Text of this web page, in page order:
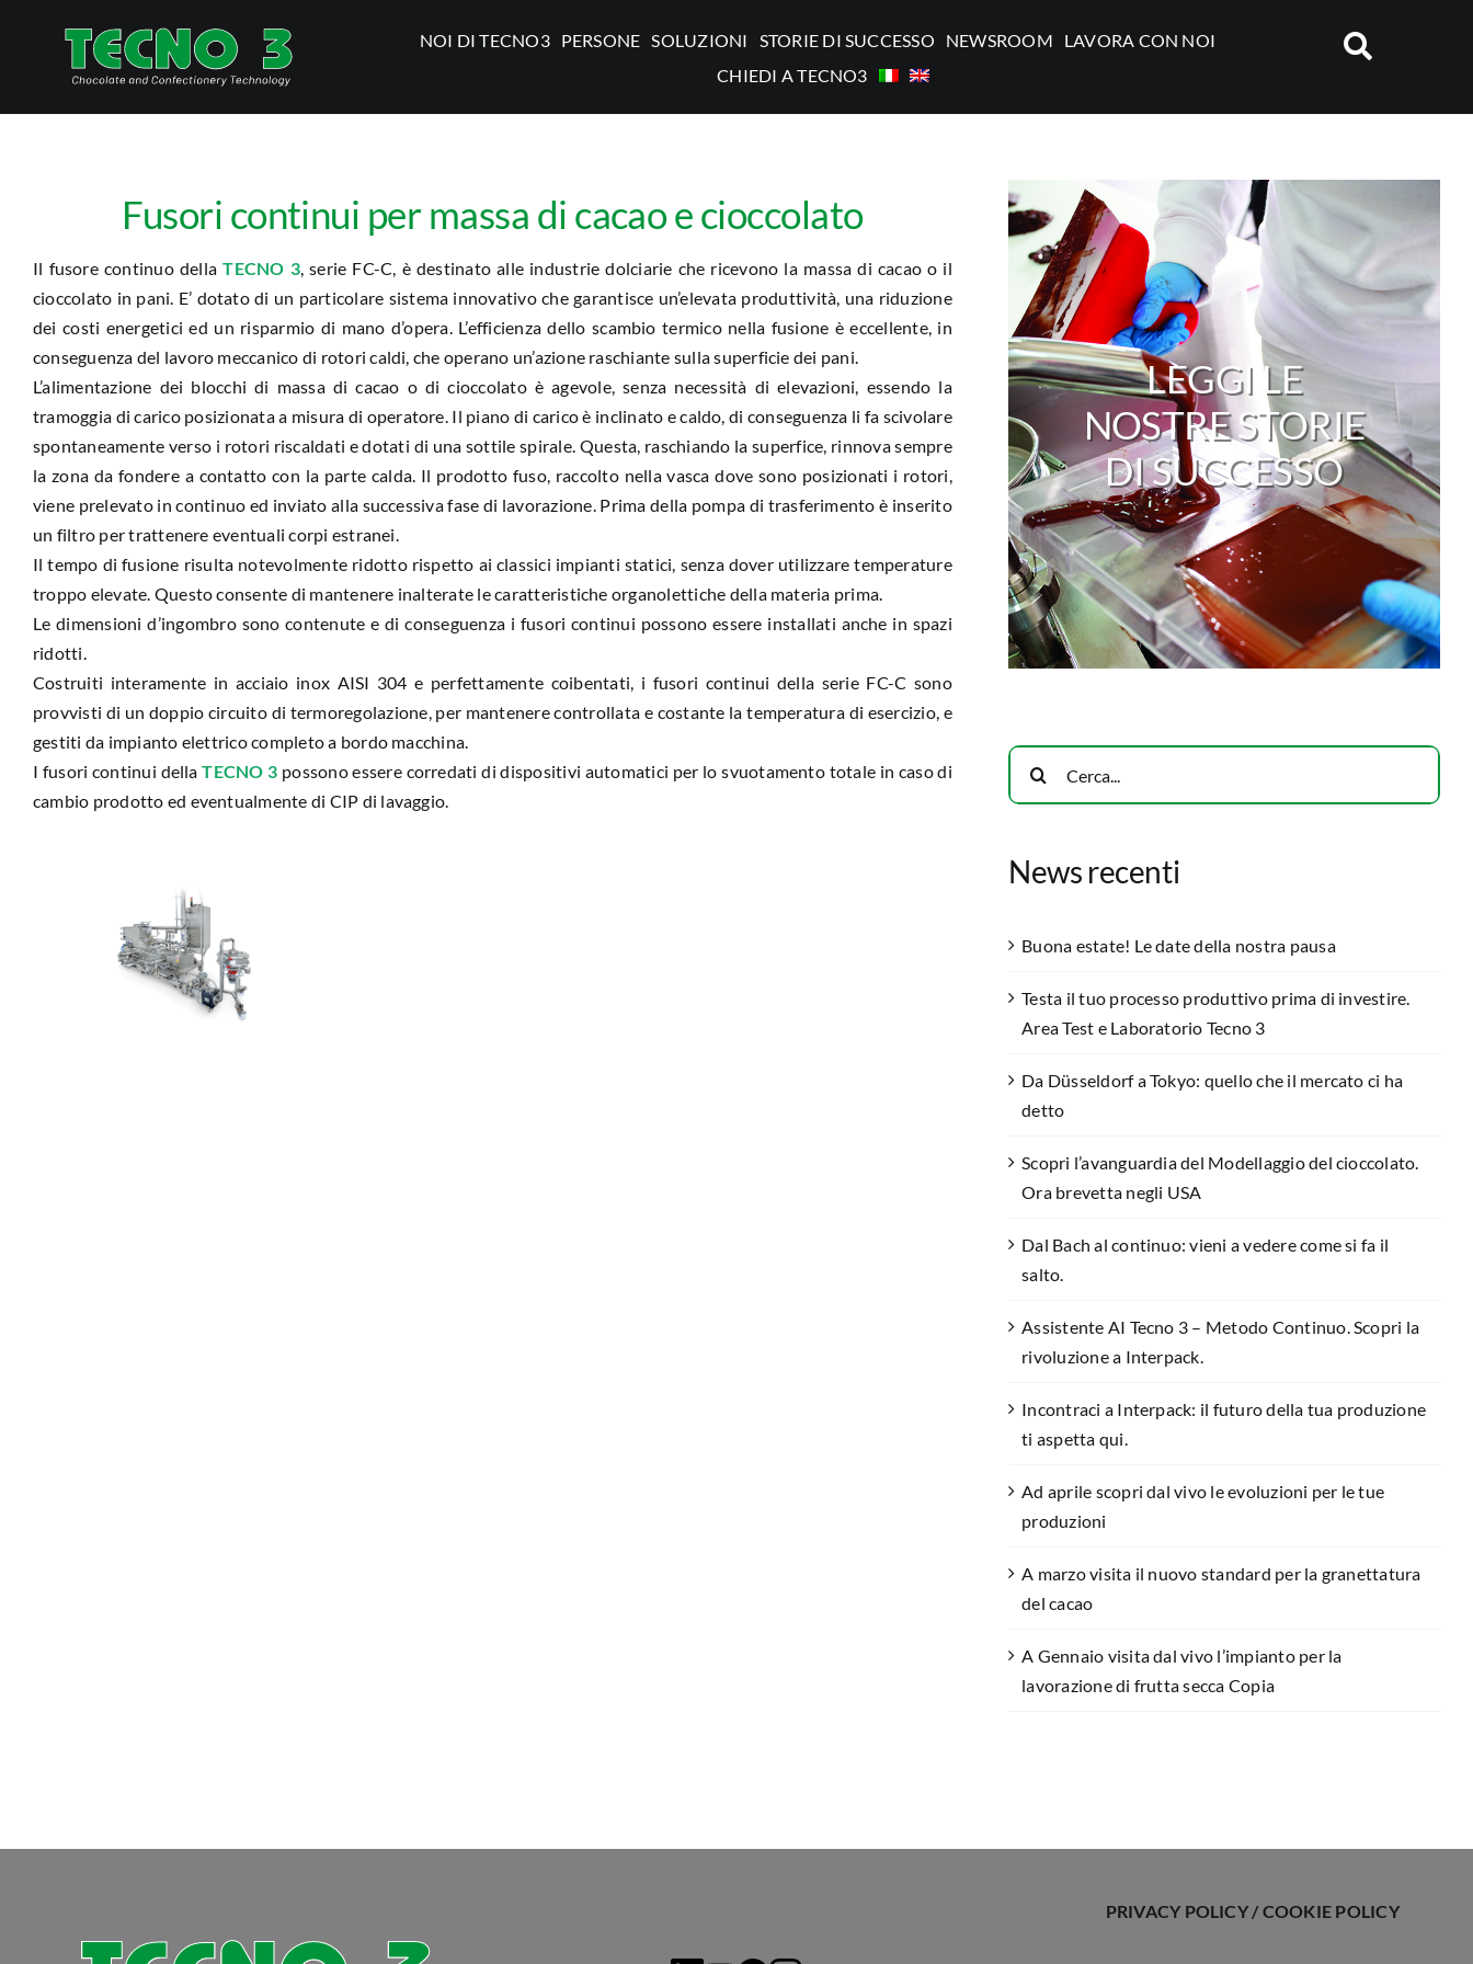
contenuto
NOI DI TECNO3 PERSONE SOLUZIONI STORIE DI SUCCESSO NEWSROOM
LAVORA CON NOI
CHIEDI A TECNO3
Fusori continui per massa di cacao e cioccolato
Il fusore continuo dellaTECNO 3, serie FC-C, è destinato alle industrie dolciarie che ricevono la massa di cacao o il
cioccolato in pani. E’ dotato di un particolare sistema innovativo che garantisce un’elevata produttività, una riduzione
dei costi energetici ed un risparmio di mano d’opera. L’efficienza dello scambio termico nella fusione è eccellente, in
conseguenza del lavoro meccanico di rotori caldi, che operano un’azione raschiante sulla superficie dei pani.
L’alimentazione dei blocchi di massa di cacao o di cioccolato è agevole, senza necessità di elevazioni, essendo la
tramoggia di carico posizionata a misura di operatore. Il piano di carico è inclinato e caldo, di conseguenza li fa scivolare
spontaneamente verso i rotori riscaldati e dotati di una sottile spirale. Questa, raschiando la superfice, rinnova sempre
la zona da fondere a contatto con la parte calda. Il prodotto fuso, raccolto nella vasca dove sono posizionati i rotori,
viene prelevato in continuo ed inviato alla successiva fase di lavorazione. Prima della pompa di trasferimento è inserito
un filtro per trattenere eventuali corpi estranei.
Il tempo di fusione risulta notevolmente ridotto rispetto ai classici impianti statici, senza dover utilizzare temperature
troppo elevate. Questo consente di mantenere inalterate le caratteristiche organolettiche della materia prima.
Le dimensioni d’ingombro sono contenute e di conseguenza i fusori continui possono essere installati anche in spazi
ridotti.
Costruiti interamente in acciaio inox AISI 304 e perfettamente coibentati, i fusori continui della serie FC-C sono
provvisti di un doppio circuito di termoregolazione, per mantenere controllata e costante la temperatura di esercizio, e
gestiti da impianto elettrico completo a bordo macchina.
I fusori continui dellaTECNO 3 possono essere corredati di dispositivi automatici per lo svuotamento totale in caso di
cambio prodotto ed eventualmente di CIP di lavaggio.
LEGGI LE
NOSTRE STORIE
DI SUCCESSO
News recenti
Buona estate! Le date della nostra pausa
Testa il tuo processo produttivo prima di investire.
Area Test e Laboratorio Tecno 3
Da Düsseldorf a Tokyo: quello che il mercato ci ha
detto
Scopri l’avanguardia del Modellaggio del cioccolato.
Ora brevetta negli USA
Dal Bach al continuo: vieni a vedere come si fa il
salto.
Assistente AI Tecno 3 – Metodo Continuo. Scopri la
rivoluzione a Interpack.
Incontraci a Interpack: il futuro della tua produzione
ti aspetta qui.
Ad aprile scopri dal vivo le evoluzioni per le tue
produzioni
A marzo visita il nuovo standard per la granettatura
del cacao
A Gennaio visita dal vivo l’impianto per la
lavorazione di frutta secca Copia
PRIVACY POLICY/ COOKIE POLICY